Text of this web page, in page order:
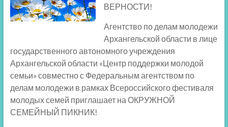
ВЕРНОСТИ!
Агентство по делам молодежи
Архангельской области в лице
государственного автономного учреждения
Архангельской области «Центр поддержки молодой
семьи» совместно с Федеральным агентством по
делам молодежи в рамках Всероссийского фестиваля
молодых семей приглашает на ОКРУЖНОЙ
СЕМЕЙНЫЙ ПИКНИК!